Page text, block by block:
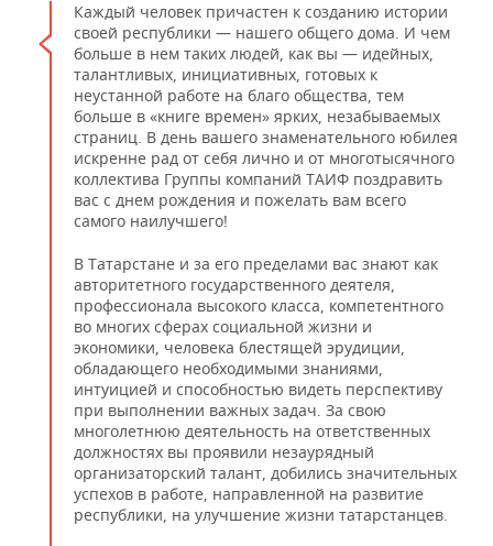
Каждый человек причастен к созданию истории
своей республики — нашего общего дома. И чем
больше в нем таких людей, как вы — идейных,
талантливых, инициативных, готовых к
неустанной работе на благо общества, тем
больше в «книге времен» ярких, незабываемых
страниц. В день вашего знаменательного юбилея
искренне рад от себя лично и от многотысячного
коллектива Группы компаний ТАИФ поздравить
вас с днем рождения и пожелать вам всего
самого наилучшего!
В Татарстане и за его пределами вас знают как
авторитетного государственного деятеля,
профессионала высокого класса, компетентного
во многих сферах социальной жизни и
экономики, человека блестящей эрудиции,
обладающего необходимыми знаниями,
интуицией и способностью видеть перспективу
при выполнении важных задач. За свою
многолетнюю деятельность на ответственных
должностях вы проявили незаурядный
организаторский талант, добились значительных
успехов в работе, направленной на развитие
республики, на улучшение жизни татарстанцев.